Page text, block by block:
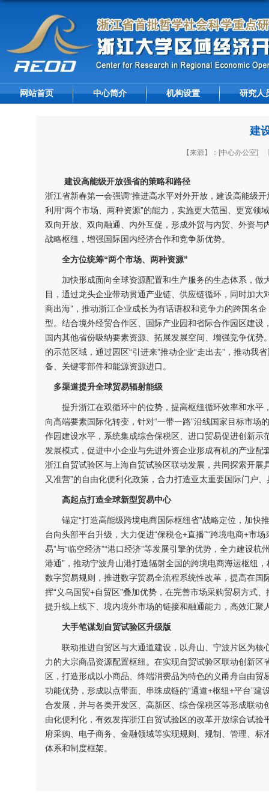
网站首页 中心简介 机构设置 研究人
建
【来源】：[中心办公室]
建设高能级开放强省的策略和路径
浙江省新春第一会强调“推进高水平对外开放，建设高能级
利用“两个市场、两种资源”的能力，实施更大范围、更宽
双向开放、双向融通、内外互促，形成外贸与内贸、外资
战略枢纽，增强国际国内经济合作和竞争新优势。
全方位统筹“两个市场、两种资源”
加快形成面向全球资源配置和生产服务的生态体系，做
目，通过龙头企业带动贯通产业链、供应链循环，同时加
商出海”，推动浙江企业成长为有话语权和竞争力的跨国名
型。结合境外经贸合作区、国际产业园和省际合作园区建设
国内其他省份吸纳要素资源、拓展发展空间、增强竞争优
的示范区域，通过园区“引进来”推动企业“走出去”，推动
备、关键零部件和能源资源进口。
多渠道提升全球贸易辐射能级
提升浙江在双循环中的位势，提高枢纽循环效率和水平
向高端要素国际化转变，针对“一带一路”沿线国家目标市
作园建设水平，系统集成综合保税区、进口贸易促进创新
发展模式，促进中小企业与先进外资企业形成有机的产业
浙江自贸试验区与上海自贸试验区联动发展，共同探索开展
又准营”的自由化便利化政策，合力打造亚太重要国际门户
高起点打造全球新型贸易中心
锚定“打造高能级跨境电商国际枢纽省”战略定位，加快
台向头部平台升级，大力促进“保税仓+直播”“跨境电商+市
易”与“临空经济”“港口经济”等发展引擎的优势，全力建设
港通”，推动宁波舟山港打造辐射全国的跨境电商海运枢纽
数字贸易规则，推进数字贸易全流程系统性改革，提高在
挥“义乌国贸+自贸区”叠加优势，在完善市场采购贸易方式
提升线上线下、境内境外市场的链接和融通能力，高效汇聚
大手笔谋划自贸试验区升级版
联动推进自贸区与大通道建设，以舟山、宁波片区为核
力的大宗商品资源配置枢纽。在实现自贸试验区联动创新
区，打造形成以小商品、终端消费品为特色的义甬舟自由
功能优势，形成以点带面、串珠成链的“通道+枢纽+平台”
合发展，并与各类开发区、高新区、综合保税区等形成联
由化便利化，有效发挥浙江自贸试验区的改革开放综合试
府采购、电子商务、金融领域等实现规则、规制、管理、
体系和制度框架。